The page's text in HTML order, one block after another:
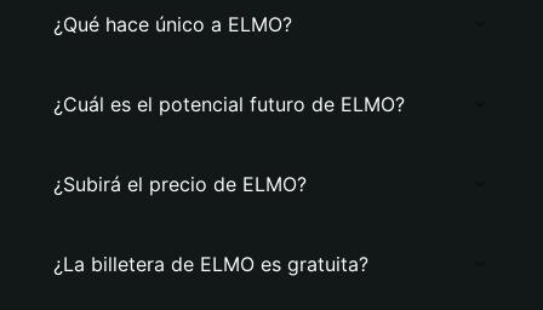
¿Qué hace único a ELMO?
¿Cuál es el potencial futuro de ELMO?
¿Subirá el precio de ELMO?
¿La billetera de ELMO es gratuita?